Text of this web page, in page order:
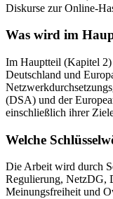
Diskurse zur Online-
Was wird im
Im Hauptteil (Kapitel
Deutschland und
(DSA) und der
einschließlich ihrer
Welche
Die Arbeit wird durch
Regulierung, NetzDG,
Meinungsfreiheit und